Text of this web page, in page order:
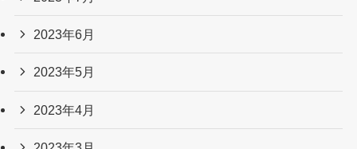
2023年6月
2023年5月
2023年4月